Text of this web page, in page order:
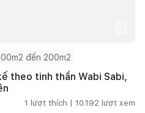
đến 200m2
theo tinh thần Wabi Sabi,
1 lượt thích | 10.192 lượt xem